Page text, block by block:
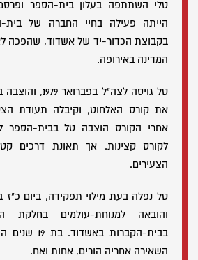
טלי השתתפה בעלון בית-הספר
הייתה פעילה בחיי החברה של
בקבוצת הכדור-יד של אשדוד, שהפכה
המדינה באירופה.
טל גויסה לצה"ל
את קורס האלחוט, וקיבלה תעודת
אחרי הקורס הוצבה טל בבית-הספר
לקורס קצינות. אך תאונת דרכים
הצעירים.
והובאה למנוחת-עולמים בחלקת
בבית-הקברות
השאירה אחריה הורים, אחות ואח.